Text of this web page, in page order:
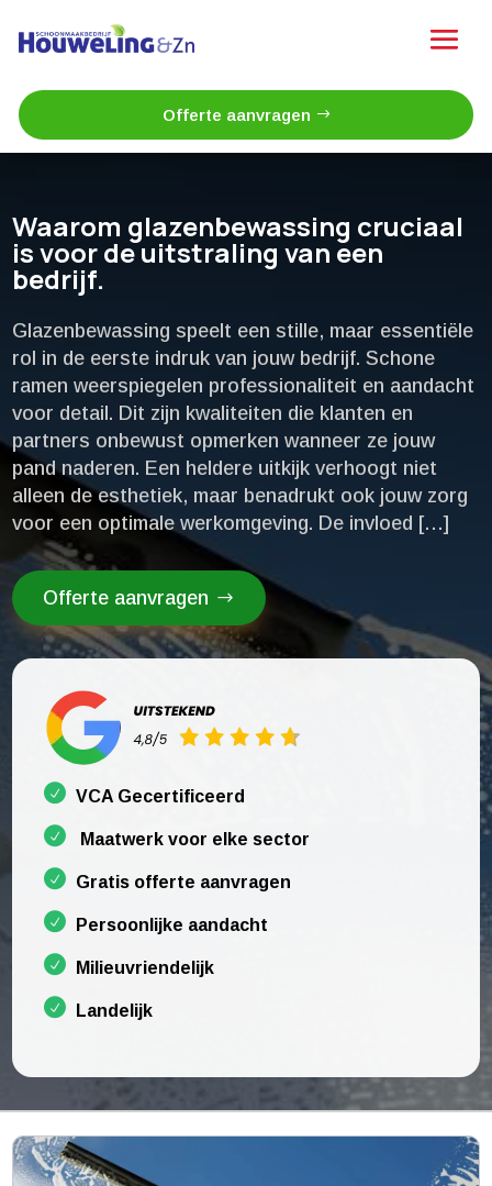
Offerte aanvragen
Waarom glazenbewassing cruciaal
is voor de uitstraling van een
bedrijf.​
Glazenbewassing speelt een stille, maar essentiële
rol in de eerste indruk van jouw bedrijf.​ Schone
ramen weerspiegelen professionaliteit en aandacht
voor detail.​ Dit zijn kwaliteiten die klanten en
partners onbewust opmerken wanneer ze jouw
pand naderen.​ Een heldere uitkijk verhoogt niet
alleen de esthetiek, maar benadrukt ook jouw zorg
voor een optimale werkomgeving.​ De invloed […]
Offerte aanvragen
VCA Gecertificeerd
Maatwerk voor elke sector
Gratis offerte aanvragen
Persoonlijke aandacht
Milieuvriendelijk
Landelijk